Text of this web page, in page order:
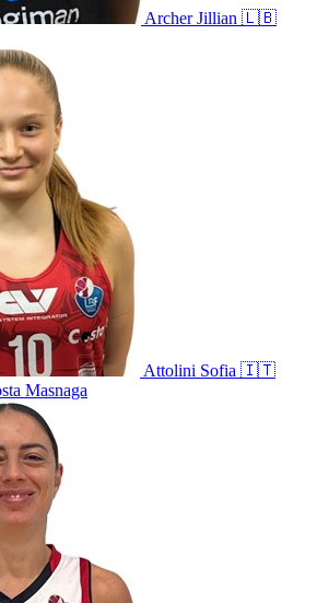
ArcherJillian 🇱🇧
Attolini Sofia 🇮🇹
Masnaga